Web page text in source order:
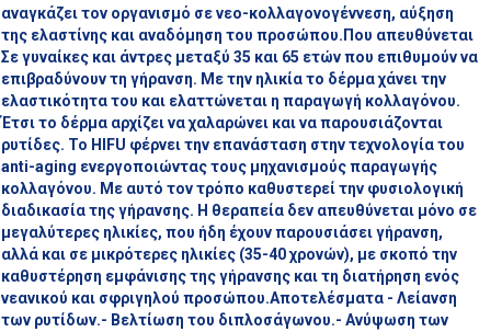
αναγκάζει τον οργανισμό σε νεο-κολλαγονογέννεση, αύξηση
της ελαστίνης και αναδόμηση του προσώπου.Που απευθύνεται
Σε γυναίκες και άντρες μεταξύ 35 και 65 ετών που επιθυμούν να
επιβραδύνουν τη γήρανση. Με την ηλικία το δέρμα χάνει την
ελαστικότητα του και ελαττώνεται η παραγωγή κολλαγόνου.
Έτσι το δέρμα αρχίζει να χαλαρώνει και να παρουσιάζονται
ρυτίδες. Το HIFU φέρνει την επανάσταση στην τεχνολογία του
anti-aging ενεργοποιώντας τους μηχανισμούς παραγωγής
κολλαγόνου. Με αυτό τον τρόπο καθυστερεί την φυσιολογική
διαδικασία της γήρανσης. Η θεραπεία δεν απευθύνεται μόνο σε
μεγαλύτερες ηλικίες, που ήδη έχουν παρουσιάσει γήρανση,
αλλά και σε μικρότερες ηλικίες (35-40 χρονών), με σκοπό την
καθυστέρηση εμφάνισης της γήρανσης και τη διατήρηση ενός
νεανικού και σφριγηλού προσώπου.Αποτελέσματα - Λείανση
των ρυτίδων.- Βελτίωση του διπλοσάγωνου.- Ανύψωση των